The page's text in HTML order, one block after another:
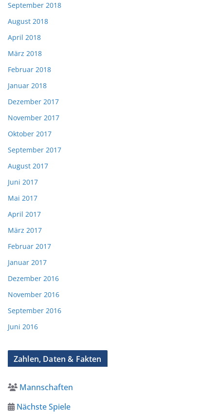
September 2018
August 2018
April 2018
März 2018
Februar 2018
Januar 2018
Dezember 2017
November 2017
Oktober 2017
September 2017
August 2017
Juni 2017
Mai 2017
April 2017
März 2017
Februar 2017
Januar 2017
Dezember 2016
November 2016
September 2016
Juni 2016
Zahlen, Daten & Fakten
Mannschaften
Nächste Spiele